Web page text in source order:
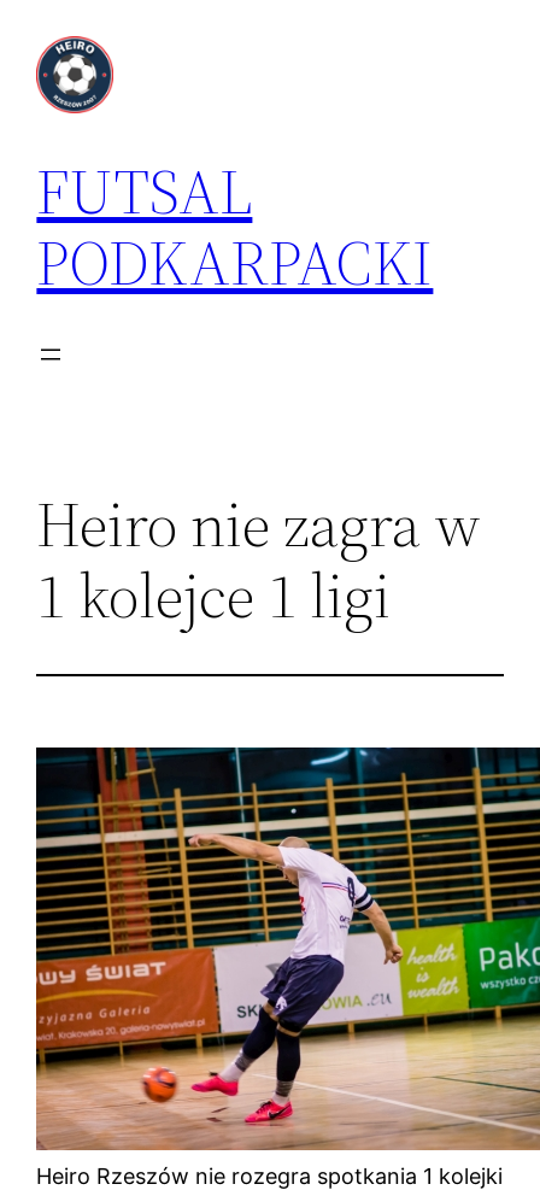
treści
FUTSAL
PODKARPACKI
Heiro nie zagra w
1 kolejce 1 ligi
Heiro Rzeszów nie rozegra spotkania 1 kolejki